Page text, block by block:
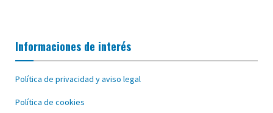
Informaciones de interés
Política de privacidad y aviso legal
Política de cookies